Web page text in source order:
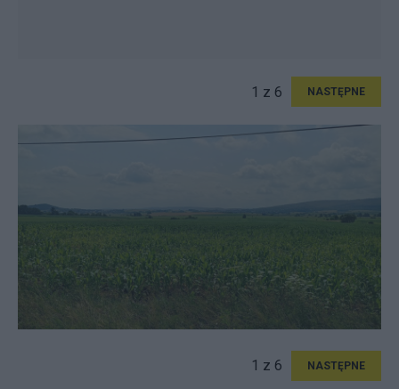
1 z 6 NASTĘPNE
1 z 6 NASTĘPNE